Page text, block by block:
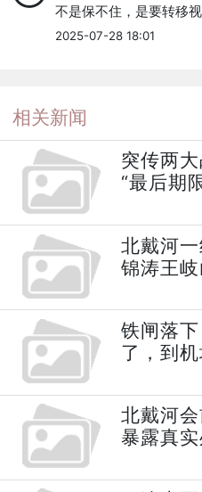
不是保不住，是要转移
2025-07-28 18:01
相关新闻
突传两
“最后期
北戴河
锦涛王
铁闸落
了，到
北戴河
暴露真